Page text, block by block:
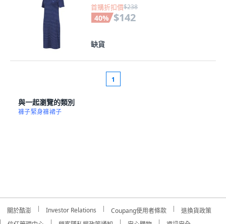
首購折扣價$238
40% $142
缺貨
1
與一起瀏覽的類別
褲子緊身褲裙子
關於酷澎 Investor Relations Coupang使用者條款
退換貨政策